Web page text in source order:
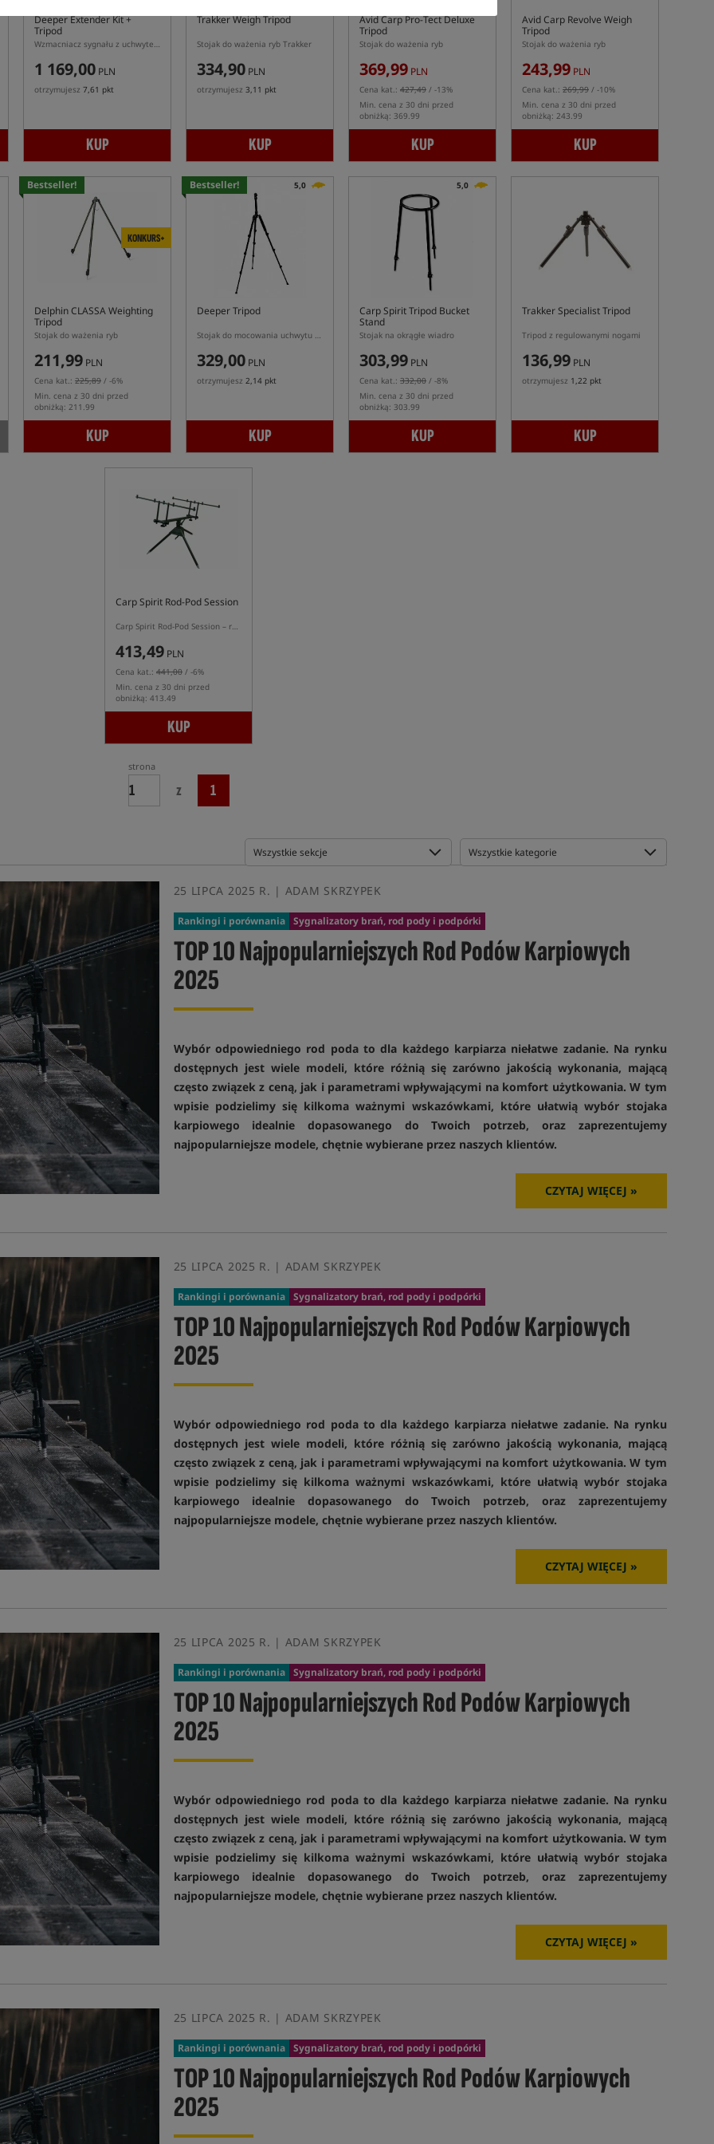
Deeper Extender Kit +
Tripod
Wzmacniacz sygnału z uchwytem na telefon i łódkę zanętową + stojak
1 169,00 PLN
otrzymujesz 7,61 pkt
KUP
Trakker Weigh Tripod
Stojak do ważenia ryb Trakker
334,90 PLN
otrzymujesz 3,11 pkt
KUP
Avid Carp Pro-Tect Deluxe
Tripod
Stojak do ważenia ryb
369,99 PLN
Cena kat.: 427,49 / -13%
Min. cena z 30 dni przed
obniżką: 369.99
KUP
Avid Carp Revolve Weigh
Tripod
Stojak do ważenia ryb
243,99 PLN
Cena kat.: 269,99 / -10%
Min. cena z 30 dni przed
obniżką: 243.99
KUP
Bestseller!
KONKURS+
Delphin CLASSA Weighting
Tripod
Stojak do ważenia ryb
211,99 PLN
Cena kat.: 225,89 / -6%
Min. cena z 30 dni przed
obniżką: 211.99
KUP
Bestseller! 5,0
Deeper Tripod
Stojak do mocowania uchwytu z telefonem i wzmacniaczem sygnału
329,00 PLN
otrzymujesz 2,14 pkt
KUP
5,0
Carp Spirit Tripod Bucket
Stand
Stojak na okrągłe wiadro
303,99 PLN
Cena kat.: 332,00 / -8%
Min. cena z 30 dni przed
obniżką: 303.99
KUP
Trakker Specialist Tripod
Tripod z regulowanymi nogami
136,99 PLN
otrzymujesz 1,22 pkt
KUP
Carp Spirit Rod-Pod Session
Carp Spirit Rod-Pod Session – regulowany tripod karpiowy na 3–4 wędki
413,49 PLN
Cena kat.: 441,00 / -6%
Min. cena z 30 dni przed
obniżką: 413.49
KUP
strona
z 1
25 LIPCA 2025 R. | ADAM SKRZYPEK
Rankingi i porównania Sygnalizatory brań, rod pody i podpórki
TOP 10 Najpopularniejszych Rod Podów Karpiowych
2025
Wybór odpowiedniego rod poda to dla każdego karpiarza niełatwe zadanie. Na rynku
dostępnych jest wiele modeli, które różnią się zarówno jakością wykonania, mającą
często związek z ceną, jak i parametrami wpływającymi na komfort użytkowania. W tym
wpisie podzielimy się kilkoma ważnymi wskazówkami, które ułatwią wybór stojaka
karpiowego idealnie dopasowanego do Twoich potrzeb, oraz zaprezentujemy
najpopularniejsze modele, chętnie wybierane przez naszych klientów.
CZYTAJ WIĘCEJ »
25 LIPCA 2025 R. | ADAM SKRZYPEK
Rankingi i porównania Sygnalizatory brań, rod pody i podpórki
TOP 10 Najpopularniejszych Rod Podów Karpiowych
2025
Wybór odpowiedniego rod poda to dla każdego karpiarza niełatwe zadanie. Na rynku
dostępnych jest wiele modeli, które różnią się zarówno jakością wykonania, mającą
często związek z ceną, jak i parametrami wpływającymi na komfort użytkowania. W tym
wpisie podzielimy się kilkoma ważnymi wskazówkami, które ułatwią wybór stojaka
karpiowego idealnie dopasowanego do Twoich potrzeb, oraz zaprezentujemy
najpopularniejsze modele, chętnie wybierane przez naszych klientów.
CZYTAJ WIĘCEJ »
25 LIPCA 2025 R. | ADAM SKRZYPEK
Rankingi i porównania Sygnalizatory brań, rod pody i podpórki
TOP 10 Najpopularniejszych Rod Podów Karpiowych
2025
Wybór odpowiedniego rod poda to dla każdego karpiarza niełatwe zadanie. Na rynku
dostępnych jest wiele modeli, które różnią się zarówno jakością wykonania, mającą
często związek z ceną, jak i parametrami wpływającymi na komfort użytkowania. W tym
wpisie podzielimy się kilkoma ważnymi wskazówkami, które ułatwią wybór stojaka
karpiowego idealnie dopasowanego do Twoich potrzeb, oraz zaprezentujemy
najpopularniejsze modele, chętnie wybierane przez naszych klientów.
CZYTAJ WIĘCEJ »
25 LIPCA 2025 R. | ADAM SKRZYPEK
Rankingi i porównania Sygnalizatory brań, rod pody i podpórki
TOP 10 Najpopularniejszych Rod Podów Karpiowych
2025